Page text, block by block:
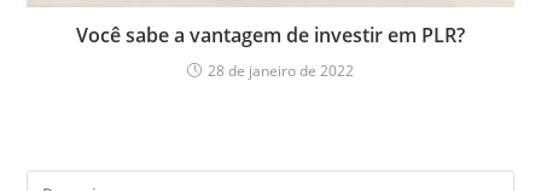
Você sabe a vantagem de investir em PLR?
28 de janeiro de 2022